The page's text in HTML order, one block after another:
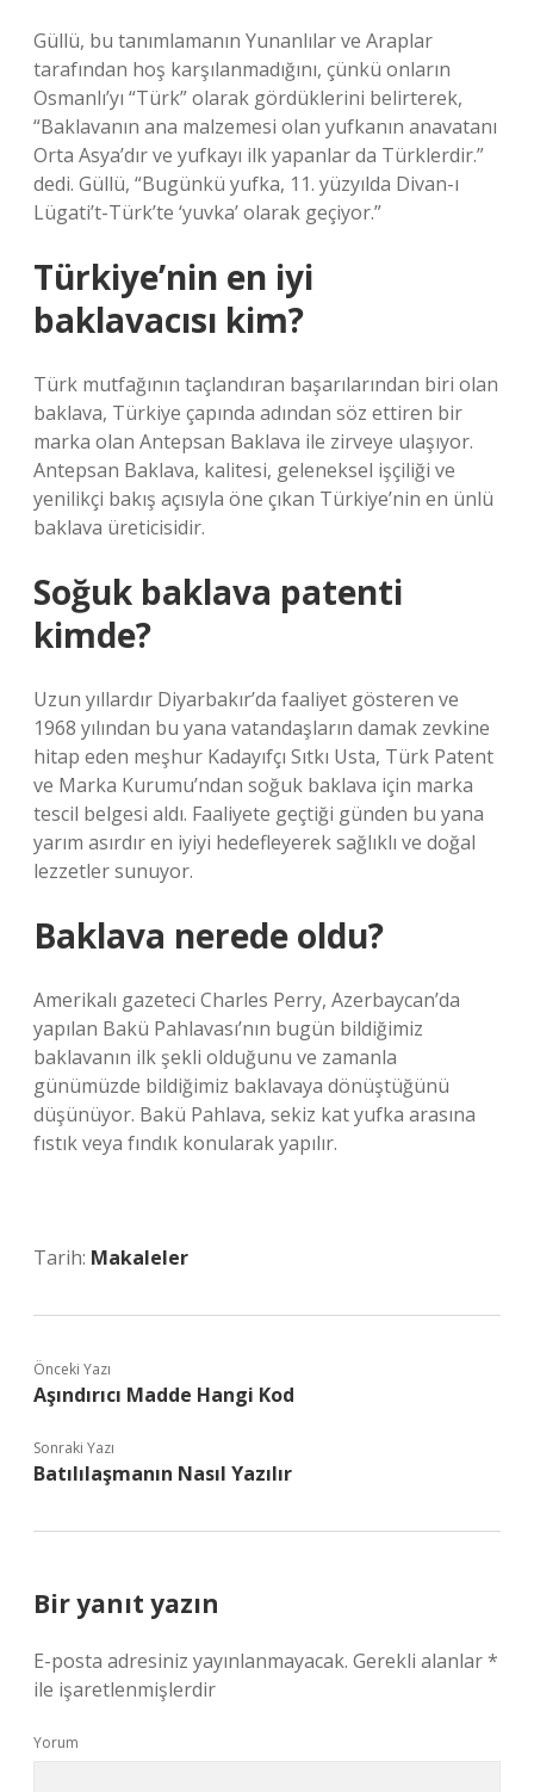
Güllü, bu tanımlamanın Yunanlılar ve Araplar
tarafından hoş karşılanmadığını, çünkü onların
Osmanlı’yı “Türk” olarak gördüklerini belirterek,
“Baklavanın ana malzemesi olan yufkanın anavatanı
Orta Asya’dır ve yufkayı ilk yapanlar da Türklerdir.”
dedi. Güllü, “Bugünkü yufka, 11. yüzyılda Divan-ı
Lügati’t-Türk’te ‘yuvka’ olarak geçiyor.”
Türkiye’nin en iyi
baklavacısı kim?
Türk mutfağının taçlandıran başarılarından biri olan
baklava, Türkiye çapında adından söz ettiren bir
marka olan Antepsan Baklava ile zirveye ulaşıyor.
Antepsan Baklava, kalitesi, geleneksel işçiliği ve
yenilikçi bakış açısıyla öne çıkan Türkiye’nin en ünlü
baklava üreticisidir.
Soğuk baklava patenti
kimde?
Uzun yıllardır Diyarbakır’da faaliyet gösteren ve
1968 yılından bu yana vatandaşların damak zevkine
hitap eden meşhur Kadayıfçı Sıtkı Usta, Türk Patent
ve Marka Kurumu’ndan soğuk baklava için marka
tescil belgesi aldı. Faaliyete geçtiği günden bu yana
yarım asırdır en iyiyi hedefleyerek sağlıklı ve doğal
lezzetler sunuyor.
Baklava nerede oldu?
Amerikalı gazeteci Charles Perry, Azerbaycan’da
yapılan Bakü Pahlavası’nın bugün bildiğimiz
baklavanın ilk şekli olduğunu ve zamanla
günümüzde bildiğimiz baklavaya dönüştüğünü
düşünüyor. Bakü Pahlava, sekiz kat yufka arasına
fıstık veya fındık konularak yapılır.
Tarih: Makaleler
Önceki Yazı
Aşındırıcı Madde Hangi Kod
Sonraki Yazı
Batılılaşmanın Nasıl Yazılır
Bir yanıt yazın
E-posta adresiniz yayınlanmayacak. Gerekli alanlar*
ile işaretlenmişlerdir
Yorum